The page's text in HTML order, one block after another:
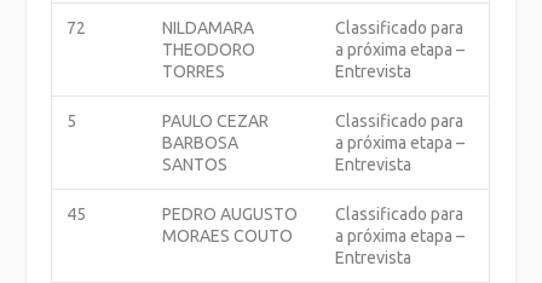
72
NILDAMARA
THEODORO
TORRES
Classificado para
a próxima etapa –
Entrevista
5
PAULO CEZAR
BARBOSA
SANTOS
Classificado para
a próxima etapa –
Entrevista
45
PEDRO AUGUSTO
MORAES COUTO
Classificado para
a próxima etapa –
Entrevista